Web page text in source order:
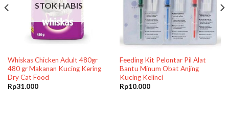
STOK HABIS
Whiskas Chicken Adult 480gr
480 gr Makanan Kucing Kering
Dry Cat Food
Rp31.000
Feeding Kit Pelontar Pil Alat
Bantu Minum Obat Anjing
Kucing Kelinci
Rp10.000